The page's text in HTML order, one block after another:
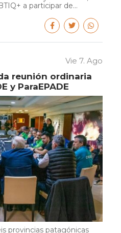
a participar de...
Vie 7. Ago
reunión ordinaria
y ParaEPADE
provincias patagónicas